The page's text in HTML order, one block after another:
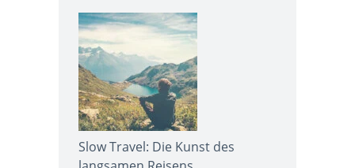
Slow Travel: Die Kunst des